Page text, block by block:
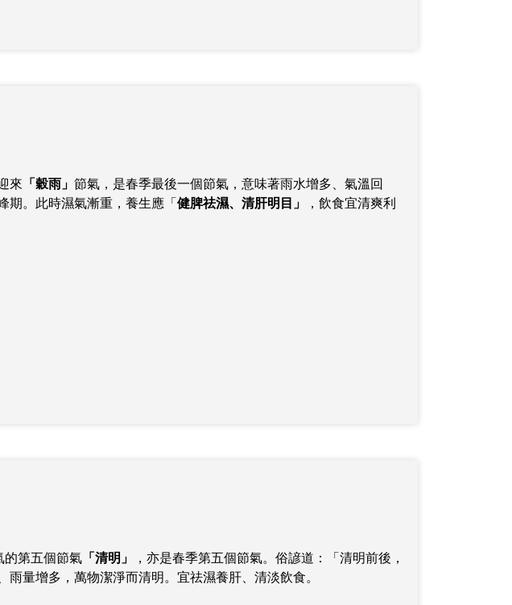
來 「穀雨」 節氣，是春季最後一個節氣，意味著雨水增多、氣溫回
期。此時濕氣漸重，養生應「 健脾祛濕、清肝明目」
，飲食宜清爽利
的第五個節氣 「清明」
，亦是春季第五個節氣。俗諺道：「清明前後，
雨量增多，萬物潔淨而清明。宜祛濕養肝、清淡飲食。